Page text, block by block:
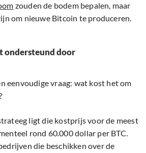
zouden de bodem bepalen, maar
om nieuwe Bitcoin te produceren.
ondersteund door
eenvoudige vraag: wat kost het om
ligt die kostprijs voor de meest
rond 60.000 dollar per BTC.
die beschikken over de